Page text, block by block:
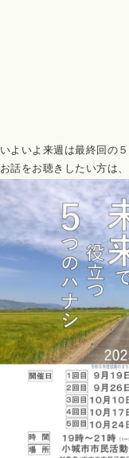
いよいよ来週は最終回の５
お話をお聴きしたい方は